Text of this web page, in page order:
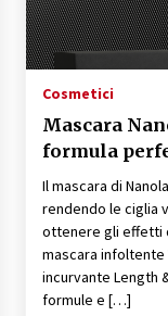
Cosmetici
Mascara
formula
Il mascara di
rendendo le ciglia
ottenere gli effetti
mascara infoltente
incurvante Length
formule e […]